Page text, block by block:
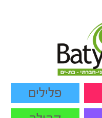
פלילים